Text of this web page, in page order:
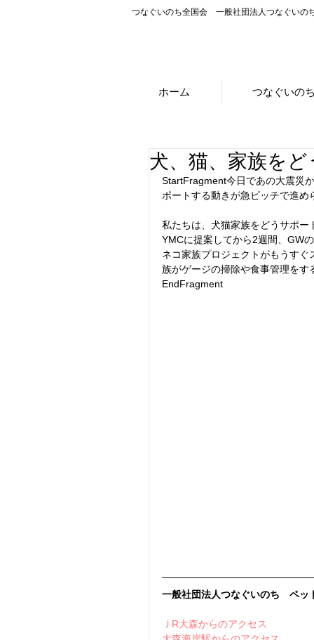
つなぐいのち全国会 一般社団法人つなぐいの
ホーム つなぐいの
犬、猫、家族を
StartFragment今日であの大震災
ポートする動きが急ピッチで進め
私たちは、犬猫家族をどうサポ
YMCに提案してから2週間、GW
ネコ家族プロジェクトがもうす
族がゲージの掃除や食事管理を
EndFragment
一般社団法人つなぐいのち　ペッ
ＪR大森からのアクセス